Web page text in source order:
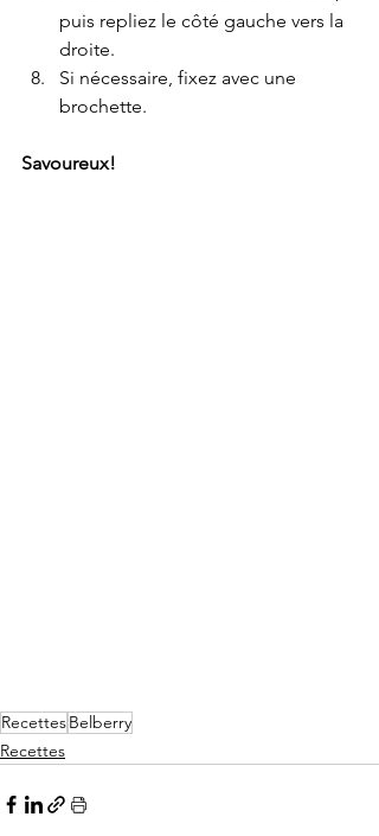
puis repliez le côté gauche vers la
droite.
Si nécessaire, fixez avec une
brochette.
Savoureux!
RecettesBelberry
Recettes